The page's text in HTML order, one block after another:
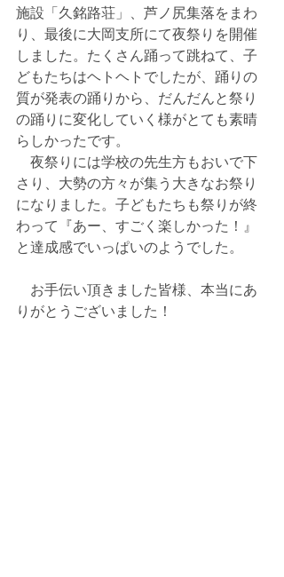
施設「久銘路荘」、芦ノ尻集落をまわ
り、最後に大岡支所にて夜祭りを開催
しました。たくさん踊って跳ねて、子
どもたちはヘトヘトでしたが、踊りの
質が発表の踊りから、だんだんと祭り
の踊りに変化していく様がとても素晴
らしかったです。
夜祭りには学校の先生方もおいで下
さり、大勢の方々が集う大きなお祭り
になりました。子どもたちも祭りが終
わって『あー、すごく楽しかった！』
と達成感でいっぱいのようでした。
お手伝い頂きました皆様、本当にあ
りがとうございました！